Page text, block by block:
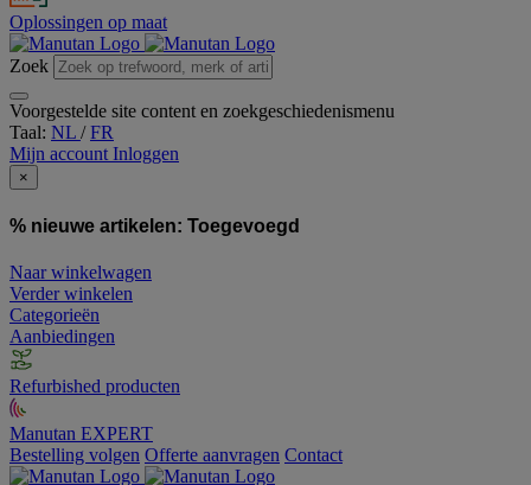
Oplossingen op maat
Zoek
Voorgestelde site content en zoekgeschiedenismenu
Taal: NL /FR
Mijn account Inloggen
×
% nieuwe artikelen: Toegevoegd
Naar winkelwagen
Verder winkelen
Categorieën
Aanbiedingen
Refurbished producten
Manutan EXPERT
Bestelling volgen Offerte aanvragen Contact